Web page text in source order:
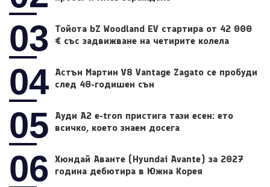
03
Тойота bZ Woodland EV стартира от 42 000
€ със задвижване на четирите колела
04 Астън Мартин V8 Vantage Zagato се пробуди
след 40-годишен сън
05
Ауди A2 e-tron пристига тази есен: ето
всичко, което знаем досега
06
Хюндай Аванте (Hyundai Avante) за 2027
година дебютира в Южна Корея